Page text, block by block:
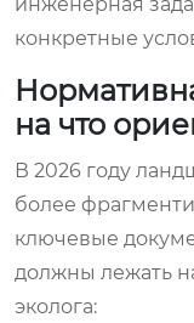
конкретные
на что
В 2026 году
более
ключевые
должны лежать
эколога: